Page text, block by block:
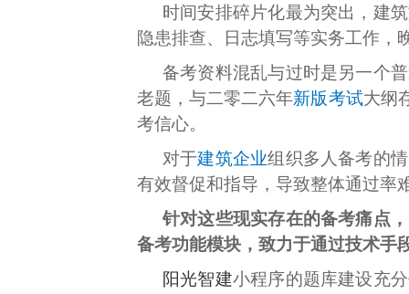
时间安排碎片化最为突出，建
隐患排查、日志填写等实务工作，
备考资料混乱与过时是另一个
老题，与二零二六年新版考试大纲
考信心。
对于建筑企业组织多人备考的
有效督促和指导，导致整体通过率
针对这些现实存在的备考痛点
备考功能模块，致力于通过技术手
阳光智建小程序的题库建设充